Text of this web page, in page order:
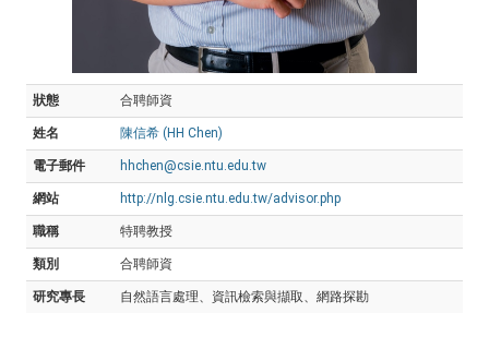
狀態 合聘師資
姓名 陳信希 (HH Chen)
電子郵件 hhchen@csie.ntu.edu.tw
網站 http://nlg.csie.ntu.edu.tw/advisor.php
職稱 特聘教授
類別 合聘師資
研究專長 自然語言處理、資訊檢索與擷取、網路探勘